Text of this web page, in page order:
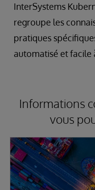
InterSystems
regroupe les
pratiques
automatisé et facile
Informations
vous